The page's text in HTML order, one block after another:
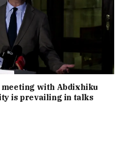
with Abdixhiku
is prevailing in talks